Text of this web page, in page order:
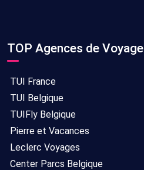
TOP Agences de Voyage
TUI France
TUI Belgique
TUIFly Belgique
Pierre et Vacances
Leclerc Voyages
Center Parcs Belgique